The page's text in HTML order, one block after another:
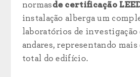
normasde certificação
instalação alberga um
laboratórios de investigação
andares, representando mais
total do edifício.